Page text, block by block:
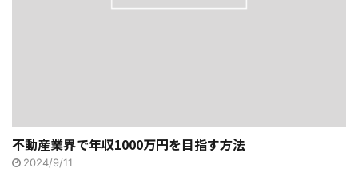
不動産業界で年収1000万円を目指す方法
2024/9/11